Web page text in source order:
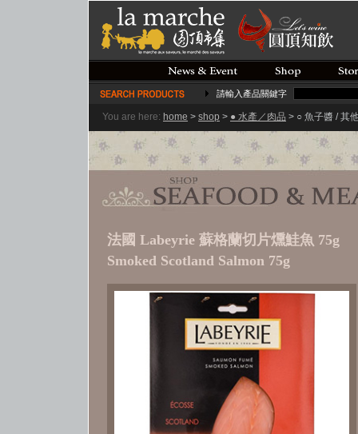
請輸入產品關鍵字
You are here: home > shop > ● 水產／肉品 > ○ 魚子醬 / 其
法國 Labeyrie 蘇格蘭切片燻鮭魚 75g
Smoked Scotland Salmon 75g